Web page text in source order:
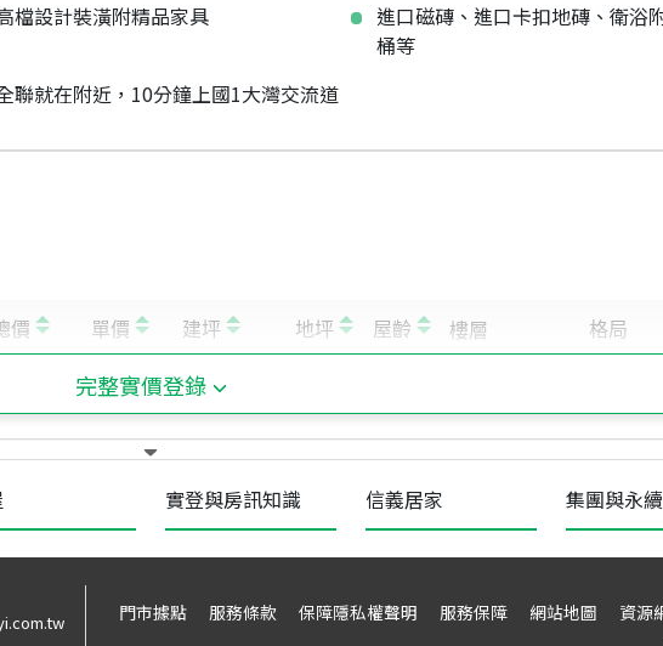
檔設計裝潢附精品家具
進口磁磚、進口卡扣地磚、衛浴
桶等
聯就在附近，10分鐘上國1大灣交流道
完整實價登錄
實登與房訊知識 信義居家 集團與永
門市據點 服務條款 保障隱私權聲明 服務保障 網站地圖 資源